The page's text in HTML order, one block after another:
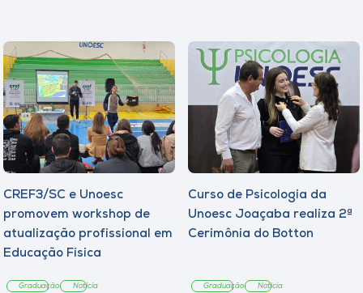
CREF3/SC e Unoesc
promovem workshop de
atualização profissional em
Educação Física
Graduação Notícia
Curso de Psicologia da
Unoesc Joaçaba realiza 2ª
Cerimônia do Botton
Graduação Notícia